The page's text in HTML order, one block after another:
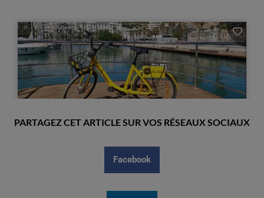
PARTAGEZ CET ARTICLE SUR VOS RÉSEAUX SOCIAUX
Facebook